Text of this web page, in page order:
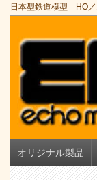
日本型鉄道模型 HO／
オリジナル製品